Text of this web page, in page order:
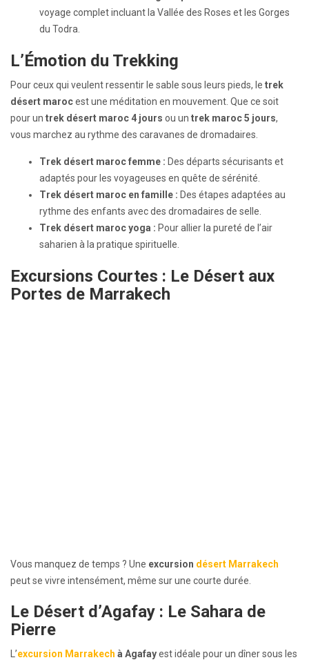
voyage complet incluant la Vallée des Roses et les Gorges
du Todra.
L’Émotion du Trekking
Pour ceux qui veulent ressentir le sable sous leurs pieds, le trek
désert marocest une méditation en mouvement. Que ce soit
pour un trek désert maroc 4 jours ou un trek maroc 5 jours,
vous marchez au rythme des caravanes de dromadaires.
Trek désert maroc femme : Des départs sécurisants et
adaptés pour les voyageuses en quête de sérénité.
Trek désert maroc en famille : Des étapes adaptées au
rythme des enfants avec des dromadaires de selle.
Trek désert maroc yoga : Pour allier la pureté de l’air
saharien à la pratique spirituelle.
Excursions Courtes : Le Désert aux
Portes de Marrakech
Vous manquez de temps ? Une excursion désert Marrakech
peut se vivre intensément, même sur une courte durée.
Le Désert d’Agafay : Le Sahara de
Pierre
L’excursion Marrakech à Agafayest idéale pour un dîner sous les